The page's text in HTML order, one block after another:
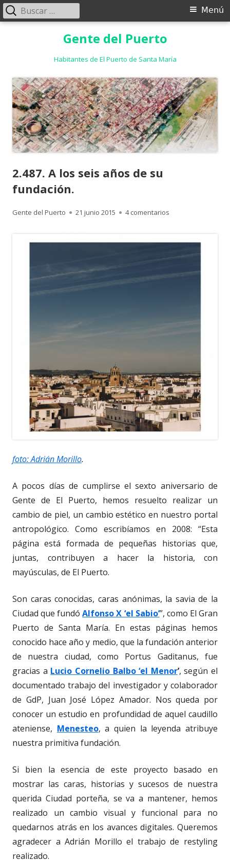
Gente del Puerto
Habitantes de El Puerto de Santa María
Menú
Menú
Buscar:
2.487. A los seis años de su
fundación.
Autor
Gente del Puerto
Publicado
21 junio 2015 4 comentarios
foto: Adrián Morillo.
A pocos días de cumplirse el sexto aniversario de
Gente de El Puerto, hemos resuelto realizar un
cambio de piel, un cambio estético en nuestro portal
antropológico. Como escribíamos en 2008: “Esta
página está formada de pequeñas historias que,
juntas, contribuyen a hacer la historia, con
mayúsculas, de El Puerto.
Son caras conocidas, caras anónimas, la savia de la
Ciudad que fundóAlfonso X ‘el Sabio’”, como El Gran
Puerto de Santa María. En estas páginas hemos
conocido hace año y medio, que la fundación anterior
de nuestra ciudad, como Portus Gaditanus, fue
gracias a Lucio Cornelio Balbo ‘el Menor’, según el
documentado trabajo del investigador y colaborador
de GdP, Juan José López Amador. Nos queda por
conocer un estudio en profundidad de aquel caudillo
ateniense, Menesteo, a quien la leyenda atribuye
nuestra primitiva fundación.
Si bien la esencia de este proyecto basado en
mostrar las caras, historias y sucesos de nuestra
querida Ciudad porteña, se va a mantener, hemos
realizado un cambio visual y funcional para no
quedarnos atrás en los avances digitales. Queremos
agradecer a Adrián Morillo el trabajo de restyling
realizado.